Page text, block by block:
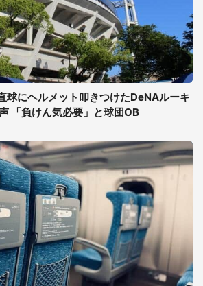
球にヘルメット叩きつけたDeNAルーキ
「負けん気必要」と球団OB